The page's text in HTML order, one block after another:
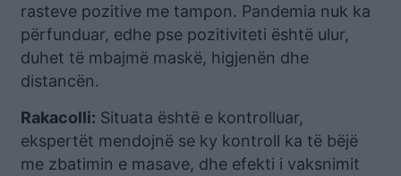
rasteve pozitive me tampon. Pandemia nuk ka
përfunduar, edhe pse pozitiviteti është ulur,
duhet të mbajmë maskë, higjenën dhe
distancën.
Rakacolli: Situata është e kontrolluar,
ekspertët mendojnë se ky kontroll ka të bëjë
me zbatimin e masave, dhe efekti i vaksnimit